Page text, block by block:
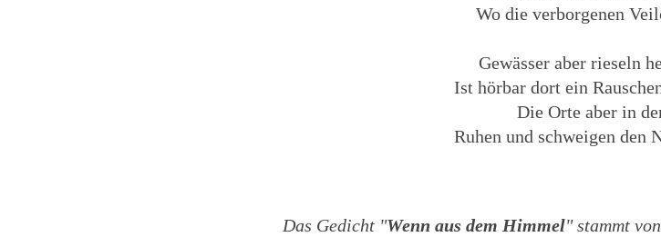
Wo die verborgenen
Gewässer aber rieseln
Ist hörbar dort ein
Die Orte aber in
Ruhen und schweigen den
Das Gedicht "Wenn aus dem Himmel" stammt von